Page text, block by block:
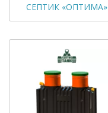
СЕПТИК «ОПТИМА»